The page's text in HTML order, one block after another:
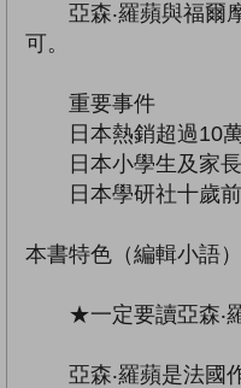
亞森‧羅蘋與福爾
可。
重要事件
日本熱銷超過10萬
日本小學生及家長
日本學研社十歲前
本書特色（編輯小語）
★一定要讀亞森‧羅
亞森‧羅蘋是法國